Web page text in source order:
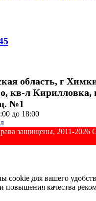
область, г
кв-л Кирилловка,
№1
до 18:00
защищены, 2011-2026
cookie для вашего
повышения качества